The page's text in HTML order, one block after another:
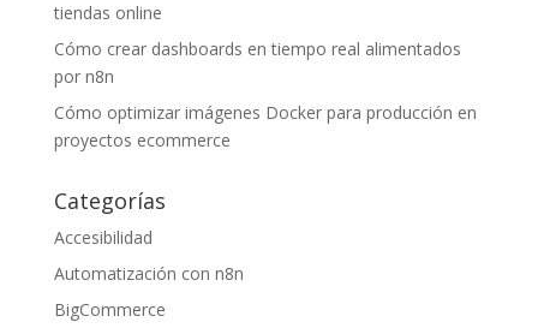
tiendas online
Cómo crear dashboards en tiempo real alimentados
por n8n
Cómo optimizar imágenes Docker para producción en
proyectos ecommerce
Categorías
Accesibilidad
Automatización con n8n
BigCommerce